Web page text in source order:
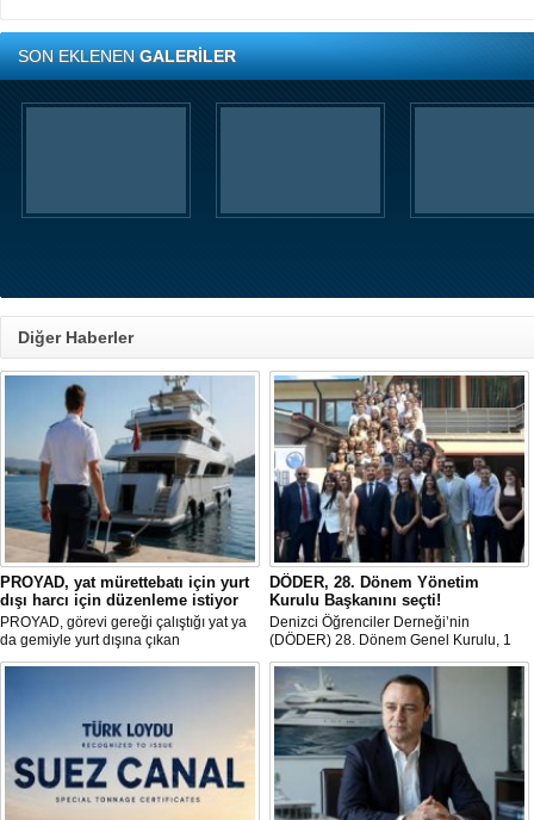
SON EKLENENGALERİLER
Diğer Haberler
PROYAD, yat mürettebatı için yurt
dışı harcı için düzenleme istiyor
PROYAD, görevi gereği çalıştığı yat ya
da gemiyle yurt dışına çıkan
gemiadamlarının yurt dışı çıkış
DÖDER, 28. Dönem Yönetim
Kurulu Başkanını seçti!
Denizci Öğrenciler Derneği’nin
(DÖDER) 28. Dönem Genel Kurulu, 1
Ağustos Cumartesi günü Türkiye Gemi
Sanayicileri Birliği (GİSBİR) ev
sahipliğinde gerçekleştirildi.